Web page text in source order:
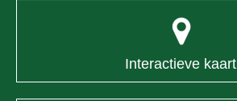
Interactieve kaart